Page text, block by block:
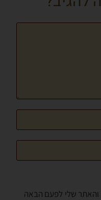
והאתר שלי לפעם הבאה